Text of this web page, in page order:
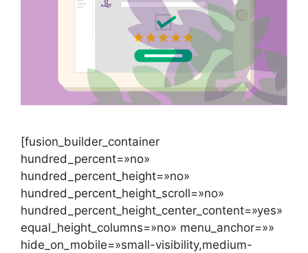
[fusion_builder_container
hundred_percent=»no»
hundred_percent_height=»no»
hundred_percent_height_scroll=»no»
hundred_percent_height_center_content=»yes»
equal_height_columns=»no» menu_anchor=»»
hide_on_mobile=»small-visibility,medium-